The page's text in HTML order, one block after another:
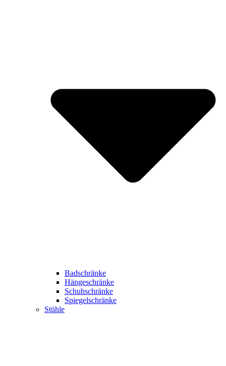
Badschränke
Hängeschränke
Schuhschränke
Spiegelschränke
Stühle